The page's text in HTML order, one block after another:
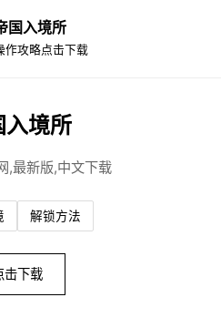
国入境所
作攻略点击下载
入境所
,最新版,中文下载
解锁方法
击下载